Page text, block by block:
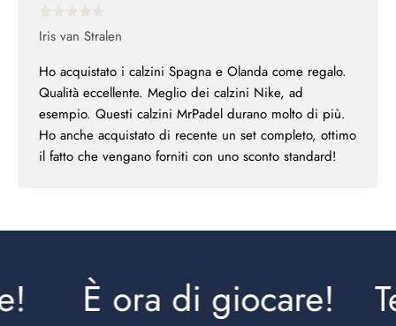
Iris van Stralen
Ho acquistato i calzini Spagna e Olanda come regalo.
Qualità eccellente. Meglio dei calzini Nike, ad
esempio. Questi calzini MrPadel durano molto di più.
Ho anche acquistato di recente un set completo, ottimo
il fatto che vengano forniti con uno sconto standard!
È ora di giocare!